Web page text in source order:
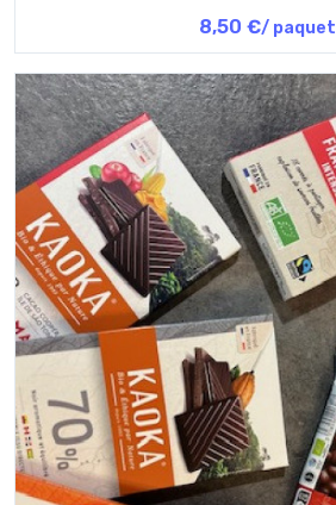
8,50 €/ paquet